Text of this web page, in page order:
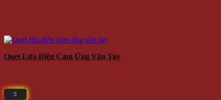
Quẹt Lửa Điện Cảm Ứng Vân Tay